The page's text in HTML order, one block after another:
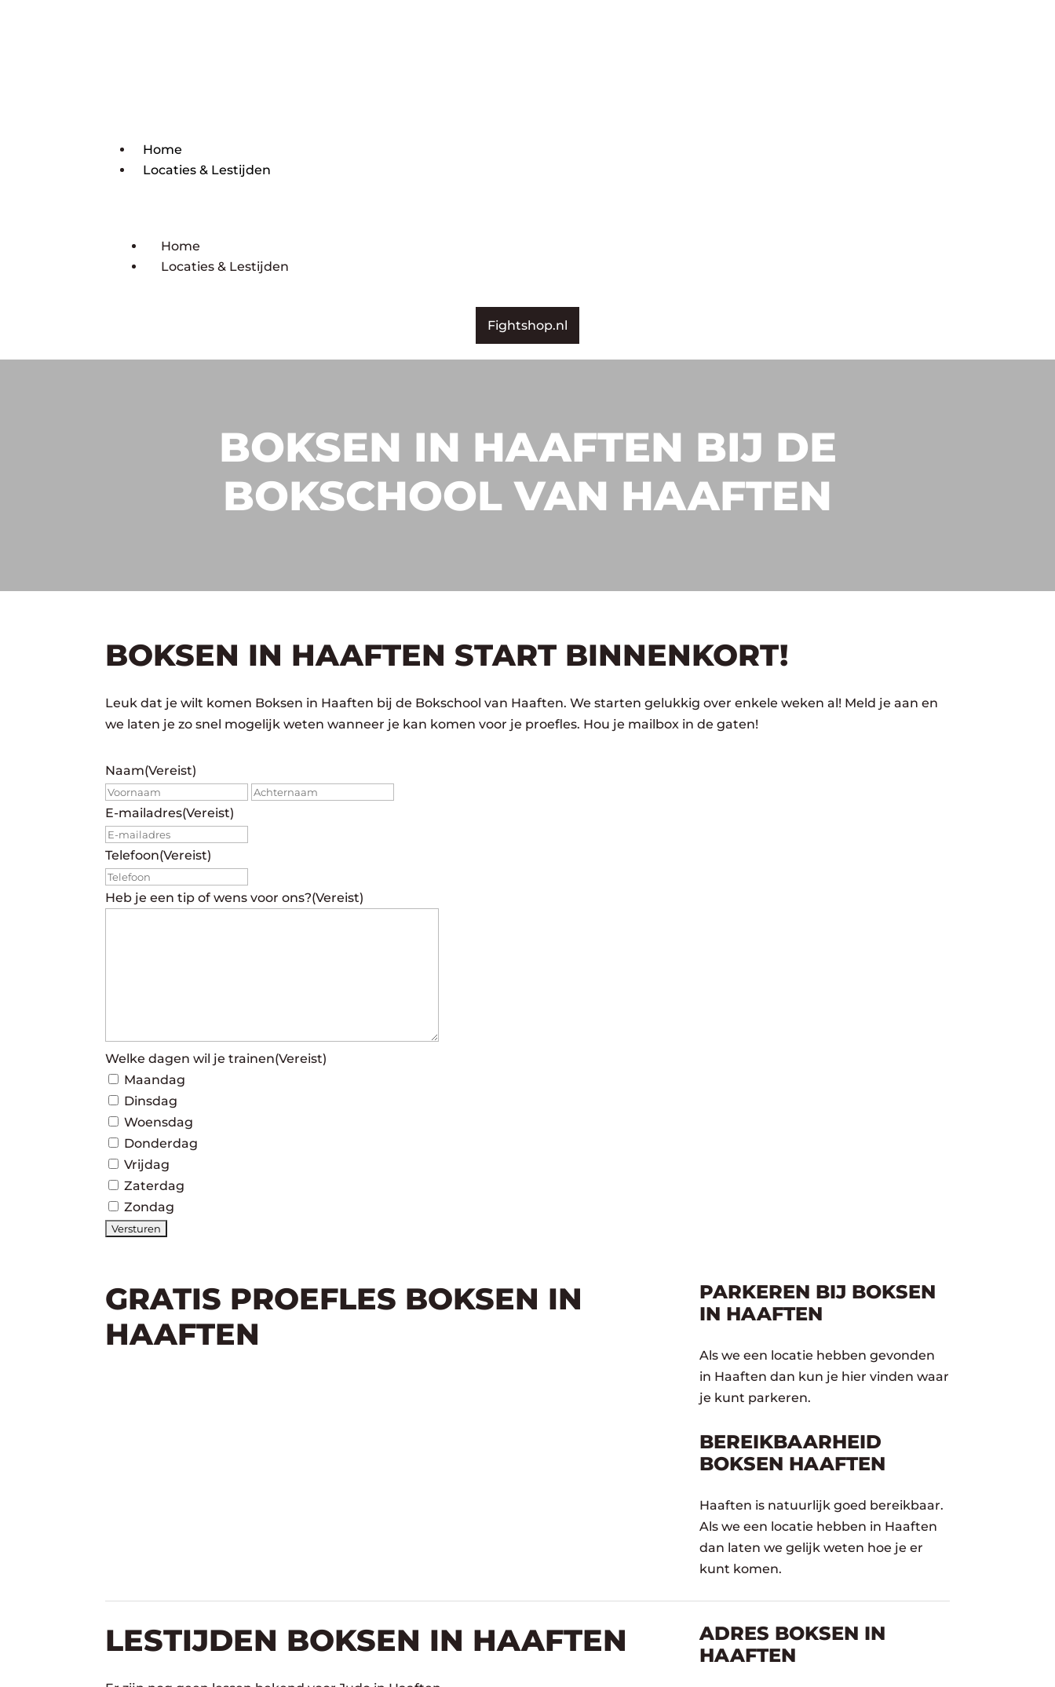
Home
Locaties & Lestijden
Home
Locaties & Lestijden
Fightshop.nl
BOKSEN IN HAAFTEN BIJ DE
BOKSCHOOL VAN HAAFTEN
BOKSEN IN HAAFTEN START BINNENKORT!
Leuk dat je wilt komen Boksen in Haaften bij de Bokschool van Haaften. We starten gelukkig over enkele weken al! Meld je aan en
we laten je zo snel mogelijk weten wanneer je kan komen voor je proefles. Hou je mailbox in de gaten!
Naam(Vereist)
Voornaam
E-mailadres(Vereist)
Telefoon(Vereist)
Heb je een tip of wens voor ons?(Vereist)
Welke dagen wil je trainen(Vereist)
Maandag
Dinsdag
Woensdag
Donderdag
Vrijdag
Zaterdag
Zondag
GRATIS PROEFLES BOKSEN IN
HAAFTEN
PARKEREN BIJ BOKSEN
IN HAAFTEN
Als we een locatie hebben gevonden
in Haaften dan kun je hier vinden waar
je kunt parkeren.
BEREIKBAARHEID
BOKSEN HAAFTEN
Haaften is natuurlijk goed bereikbaar.
Als we een locatie hebben in Haaften
dan laten we gelijk weten hoe je er
kunt komen.
LESTIJDEN BOKSEN IN HAAFTEN
ADRES BOKSEN IN
HAAFTEN